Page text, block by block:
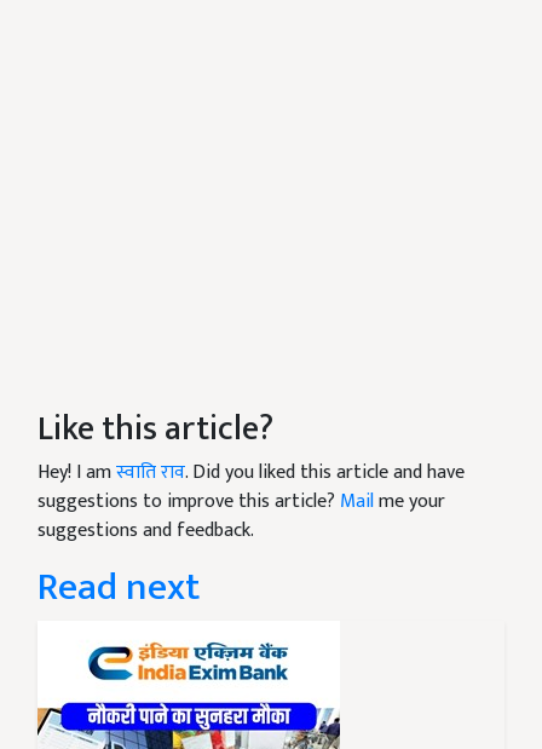
Like this article?
Hey! I amस्वाति राव. Did you liked this article and have
suggestions to improve this article? Mailme your
suggestions and feedback.
Read next